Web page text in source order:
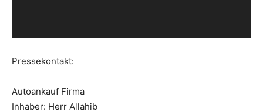
e
Pressekontakt:
Autoankauf Firma
Inhaber: Herr Allahib